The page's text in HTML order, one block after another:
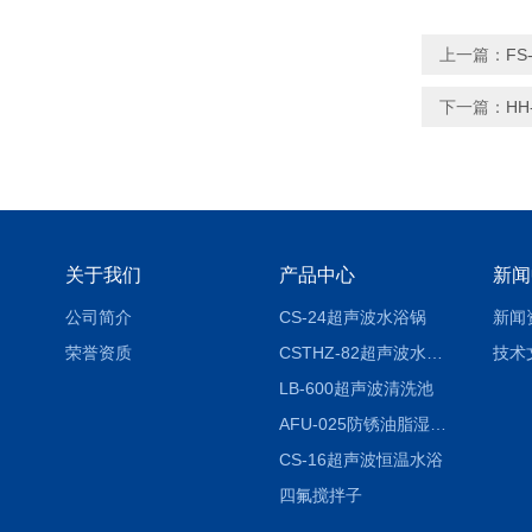
上一篇：
下一篇：
关于我们
公司简介
荣誉资质
产品中心
CS-24超声波水浴锅
LB-600超声波清洗池
CS-16超声波恒温水浴
四氟搅拌子
新
新闻
技术